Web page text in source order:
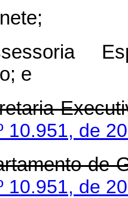
e
10.951, de
de
10.951, de